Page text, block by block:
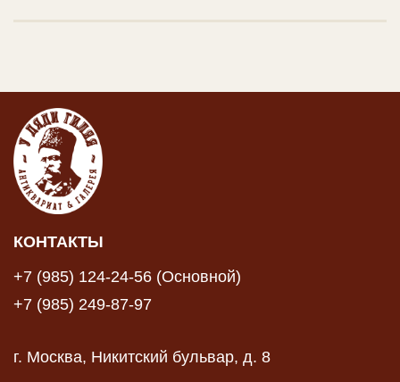
КОНТАКТЫ
+7 (985) 124-24-56 (Основной)
+7 (985) 249-87-97
г. Москва, Никитский бульвар, д. 8